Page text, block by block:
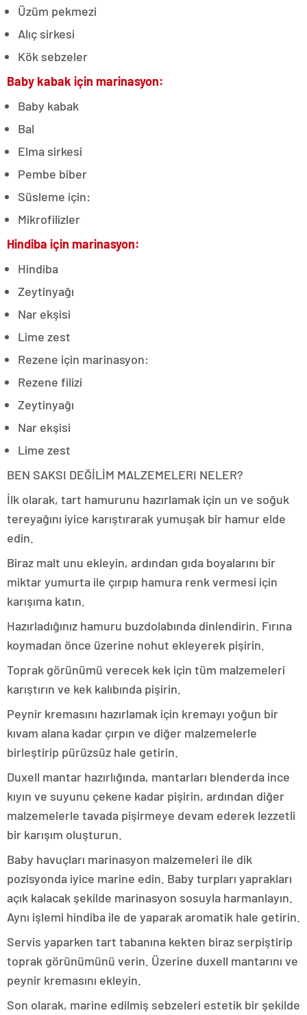
Üzüm pekmezi
Alıç sirkesi
Kök sebzeler
Baby kabak için marinasyon:
Baby kabak
Bal
Elma sirkesi
Pembe biber
Süsleme için:
Mikrofilizler
Hindiba için marinasyon:
Hindiba
Zeytinyağı
Nar ekşisi
Lime zest
Rezene için marinasyon:
Rezene filizi
Zeytinyağı
Nar ekşisi
Lime zest
BEN SAKSI DEĞİLİM MALZEMELERI NELER?
İlk olarak, tart hamurunu hazırlamak için un ve soğuk
tereyağını iyice karıştırarak yumuşak bir hamur elde
edin.
Biraz malt unu ekleyin, ardından gıda boyalarını bir
miktar yumurta ile çırpıp hamura renk vermesi için
karışıma katın.
Hazırladığınız hamuru buzdolabında dinlendirin. Fırına
koymadan önce üzerine nohut ekleyerek pişirin.
Toprak görünümü verecek kek için tüm malzemeleri
karıştırın ve kek kalıbında pişirin.
Peynir kremasını hazırlamak için kremayı yoğun bir
kıvam alana kadar çırpın ve diğer malzemelerle
birleştirip pürüzsüz hale getirin.
Duxell mantar hazırlığında, mantarları blenderda ince
kıyın ve suyunu çekene kadar pişirin, ardından diğer
malzemelerle tavada pişirmeye devam ederek lezzetli
bir karışım oluşturun.
Baby havuçları marinasyon malzemeleri ile dik
pozisyonda iyice marine edin. Baby turpları yaprakları
açık kalacak şekilde marinasyon sosuyla harmanlayın.
Aynı işlemi hindiba ile de yaparak aromatik hale getirin.
Servis yaparken tart tabanına kekten biraz serpiştirip
toprak görünümünü verin. Üzerine duxell mantarını ve
peynir kremasını ekleyin.
Son olarak, marine edilmiş sebzeleri estetik bir şekilde